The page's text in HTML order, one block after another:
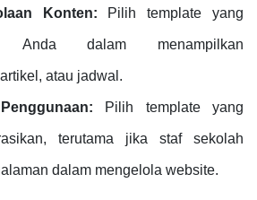
Konten: Pilih template yang
Anda dalam menampilkan
atau jadwal.
Pilih template yang
terutama jika staf sekolah
dalam mengelola website.